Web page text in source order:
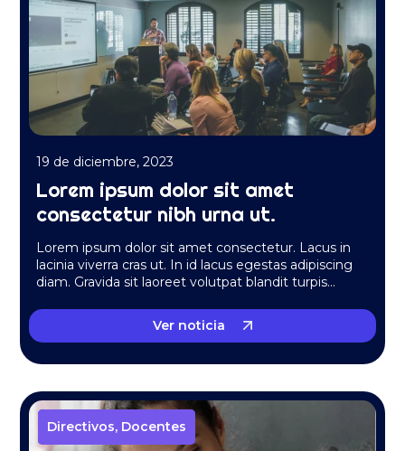
19 de diciembre, 2023
Lorem ipsum dolor sit amet
consectetur nibh urna ut.
Lorem ipsum dolor sit amet consectetur. Lacus in
lacinia viverra cras ut. In id lacus egestas adipiscing
diam. Gravida sit laoreet volutpat blandit turpis…
Ver noticia
Directivos, Docentes
Directivos, Docentes